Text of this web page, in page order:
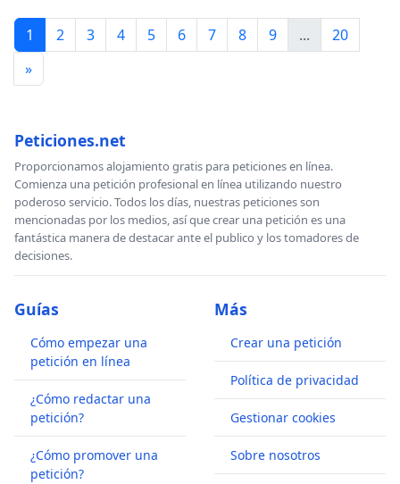
1 2 3 4 5 6 7 8 9 ...
20
»
Peticiones.net
Proporcionamos alojamiento gratis para peticiones en línea.
Comienza una petición profesional en línea utilizando nuestro
poderoso servicio. Todos los días, nuestras peticiones son
mencionadas por los medios, así que crear una petición es una
fantástica manera de destacar ante el publico y los tomadores de
decisiones.
Guías
Cómo empezar una
petición en línea
¿Cómo redactar una
petición?
¿Cómo promover una
petición?
Más
Crear una petición
Política de privacidad
Gestionar cookies
Sobre nosotros